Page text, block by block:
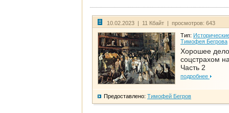
10.02.2023 | 11 Кбайт | просмотров: 643
Тип:
Тимофея Бегрова
Хорошее дело
соцстрахом
Часть 2
подробнее
Предоставлено: Тимофей Бегров